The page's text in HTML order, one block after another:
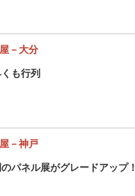
－大分
も行列
－神戸
パネル展がグレードアップ！